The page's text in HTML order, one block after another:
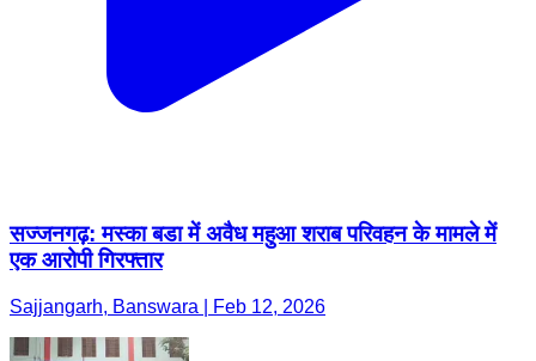
सज्जनगढ़: मस्का बडा में अवैध महुआ शराब परिवहन के मामले में
एक आरोपी गिरफ्तार
Sajjangarh, Banswara | Feb 12, 2026